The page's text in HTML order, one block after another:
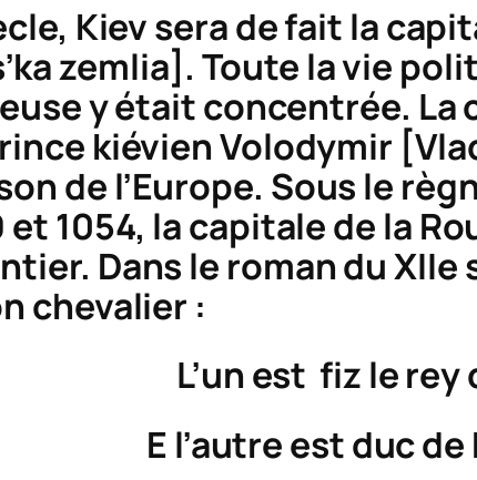
Kiev sera de fait la
zemlia]. Toute la vie
y était concentrée. La
kiévien Volodymir
de l’Europe. Sous le
et 1054, la capitale de la
Dans le roman du XIIe
chevalier :
L’un est fiz le rey
E l’autre est duc